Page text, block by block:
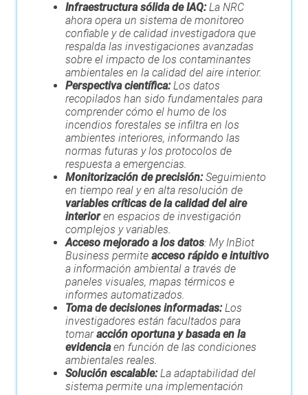
Infraestructura sólida de IAQ:La NRC
ahora opera un sistema de monitoreo
confiable y de calidad investigadora que
respalda las investigaciones avanzadas
sobre el impacto de los contaminantes
ambientales en la calidad del aire interior.
Perspectiva científica:Los datos
recopilados han sido fundamentales para
comprender cómo el humo de los
incendios forestales se infiltra en los
ambientes interiores, informando las
normas futuras y los protocolos de
respuesta a emergencias.
Monitorización de precisión:Seguimiento
en tiempo real y en alta resolución de
variables críticas de la calidad del aire
interioren espacios de investigación
complejos y variables.
Acceso mejorado a los datos: My InBiot
Business permite acceso rápido e intuitivo
a información ambiental a través de
paneles visuales, mapas térmicos e
informes automatizados.
Toma de decisiones informadas:Los
investigadores están facultados para
tomaracción oportuna y basada en la
evidenciaen función de las condiciones
ambientales reales.
Solución escalable:La adaptabilidad del
sistema permite una implementación